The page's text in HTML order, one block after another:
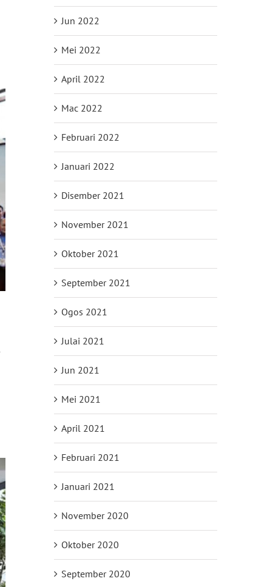
Jun 2022
Mei 2022
April 2022
Mac 2022
Februari 2022
Januari 2022
Disember 2021
November 2021
Oktober 2021
September 2021
Ogos 2021
Julai 2021
Jun 2021
Mei 2021
April 2021
Februari 2021
Januari 2021
November 2020
Oktober 2020
September 2020